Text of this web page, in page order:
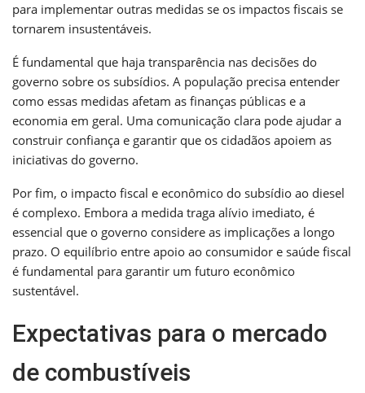
para implementar outras medidas se os impactos fiscais se
tornarem insustentáveis.
É fundamental que haja transparência nas decisões do
governo sobre os subsídios. A população precisa entender
como essas medidas afetam as finanças públicas e a
economia em geral. Uma comunicação clara pode ajudar a
construir confiança e garantir que os cidadãos apoiem as
iniciativas do governo.
Por fim, o impacto fiscal e econômico do subsídio ao diesel
é complexo. Embora a medida traga alívio imediato, é
essencial que o governo considere as implicações a longo
prazo. O equilíbrio entre apoio ao consumidor e saúde fiscal
é fundamental para garantir um futuro econômico
sustentável.
Expectativas para o mercado
de combustíveis